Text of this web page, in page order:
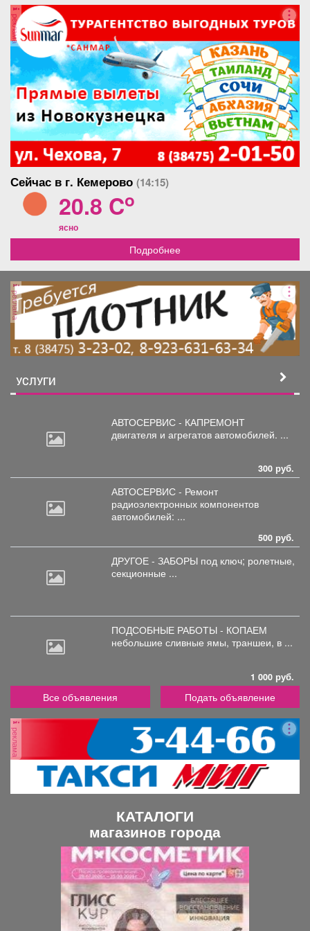
подтопляемый.
реклама
Сейчас в г. Кемерово (14:15)
20.8 Co
ясно
Подробнее
реклама
УСЛУГИ
АВТОСЕРВИС - КАПРЕМОНТ
двигателя и агрегатов автомобилей. ...
300 руб.
АВТОСЕРВИС - Ремонт
радиоэлектронных компонентов
автомобилей: ...
500 руб.
ДРУГОЕ - ЗАБОРЫ под ключ; ролетные,
секционные ...
ПОДСОБНЫЕ РАБОТЫ - КОПАЕМ
небольшие сливные ямы, траншеи, в ...
1 000 руб.
Все объявления Подать объявление
реклама
КАТАЛОГИ
магазинов города